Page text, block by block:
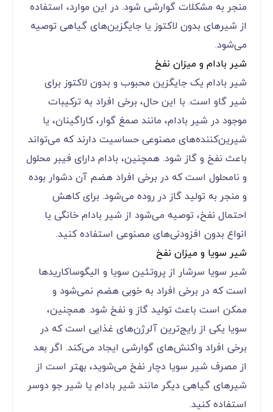
منجر به مشکلات گوارشی شود. در این موارد، استفاده
از شیرهای بدون لاکتوز یا جایگزین‌های گیاهی توصیه
می‌شود.
شیر بادام و میزان نفخ
شیر بادام یک جایگزین محبوب و بدون لاکتوز برای
شیر گاو است. با این حال، برخی افراد به ترکیبات
موجود در شیر بادام، مانند صمغ گوار، کاراگینان، یا
شیرین‌کننده‌های مصنوعی حساسیت دارند که می‌تواند
باعث نفخ و گاز شود. همچنین، بادام دارای فیبر محلول
و نامحلول است که در برخی افراد هضم آن دشوار بوده
و منجر به تولید گاز در روده می‌شود. برای کاهش
احتمال نفخ، توصیه می‌شود از شیر بادام خانگی یا
انواع بدون افزودنی‌های مصنوعی استفاده کنید.
شیر سویا و میزان نفخ
شیر سویا سرشار از پروتئین سویا و الیگوساکاریدها
است که در برخی افراد به خوبی هضم نمی‌شود و
ممکن است باعث تولید گاز و نفخ شود. همچنین،
سویا یکی از رایج‌ترین آلرژن‌های غذایی است که در
برخی افراد واکنش‌های گوارشی ایجاد می‌کند. اگر بعد
از مصرف شیر سویا دچار نفخ می‌شوید، بهتر است از
شیرهای گیاهی دیگر مانند شیر بادام یا شیر جو دوسر
استفاده کنید.